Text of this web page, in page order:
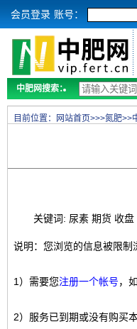
会员登录 账号：
中肥网搜索：
目前位置： 网站首页>>>氮肥>>
关键词: 尿素 期货 收盘
说明：您浏览的信息被限制
1）需要您注册一个帐号，
2）服务已到期或没有购买本